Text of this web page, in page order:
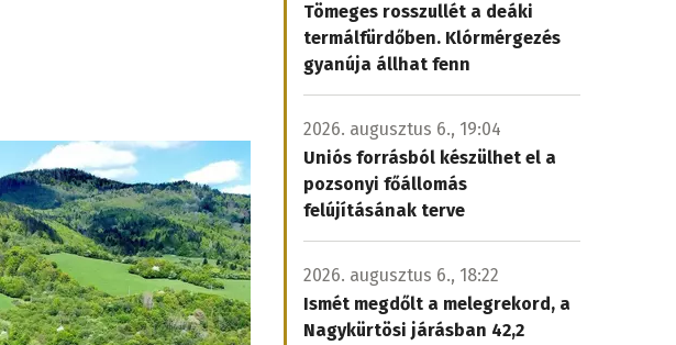
Tömeges rosszullét a deáki
termálfürdőben. Klórmérgezés
gyanúja állhat fenn
2026. augusztus 6., 19:04
Uniós forrásból készülhet el a
pozsonyi főállomás
felújításának terve
2026. augusztus 6., 18:22
Ismét megdőlt a melegrekord, a
Nagykürtösi járásban 42,2